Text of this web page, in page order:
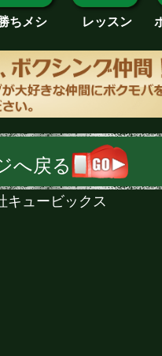
ちメシ レッスン
へ戻る
キュービックス